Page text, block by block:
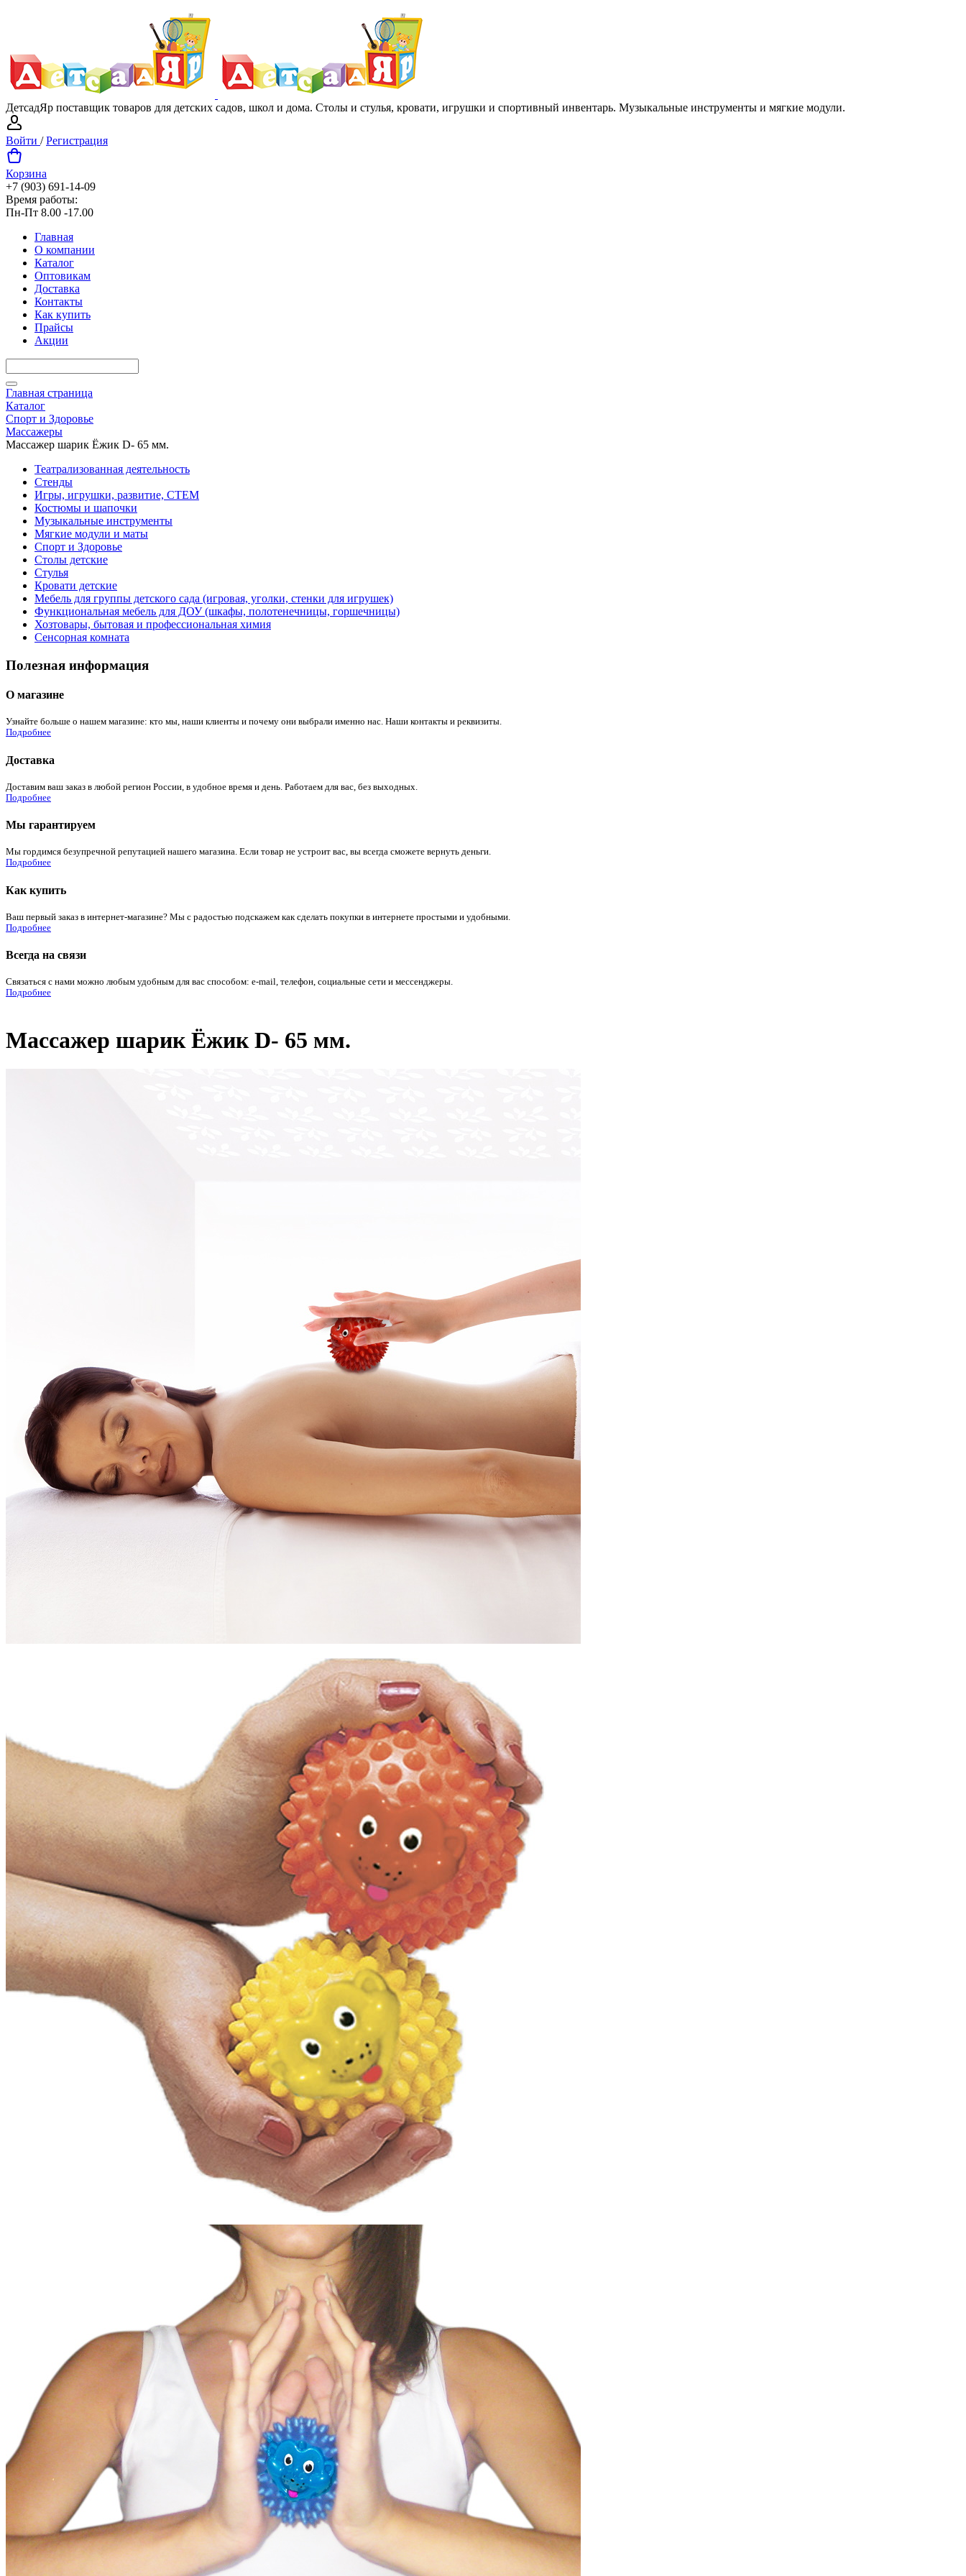
ДетсадЯр поставщик товаров для детских садов, школ и дома. Столы и стулья, кровати, игрушки и спортивный инвентарь. Музыкальные инструменты и мягкие модули.
Войти /Регистрация
Корзина
+7 (903) 691-14-09
Время работы:
Пн-Пт 8.00 -17.00
Главная
О компании
Каталог
Оптовикам
Доставка
Контакты
Как купить
Прайсы
Акции
Главная страница
Каталог
Спорт и Здоровье
Массажеры
Массажер шарик Ёжик D- 65 мм.
Театрализованная деятельность
Стенды
Игры, игрушки, развитие, СТЕМ
Костюмы и шапочки
Музыкальные инструменты
Мягкие модули и маты
Спорт и Здоровье
Столы детские
Стулья
Кровати детские
Мебель для группы детского сада (игровая, уголки, стенки для игрушек)
Функциональная мебель для ДОУ (шкафы, полотенечницы, горшечницы)
Хозтовары, бытовая и профессиональная химия
Сенсорная комната
Полезная информация
О магазине
Узнайте больше о нашем магазине: кто мы, наши клиенты и почему они выбрали именно нас. Наши контакты и реквизиты.
Подробнее
Доставка
Доставим ваш заказ в любой регион России, в удобное время и день. Работаем для вас, без выходных.
Подробнее
Мы гарантируем
Мы гордимся безупречной репутацией нашего магазина. Если товар не устроит вас, вы всегда сможете вернуть деньги.
Подробнее
Как купить
Ваш первый заказ в интернет-магазине? Мы с радостью подскажем как сделать покупки в интернете простыми и удобными.
Подробнее
Всегда на связи
Связаться с нами можно любым удобным для вас способом: e-mail, телефон, социальные сети и мессенджеры.
Подробнее
Массажер шарик Ёжик D- 65 мм.